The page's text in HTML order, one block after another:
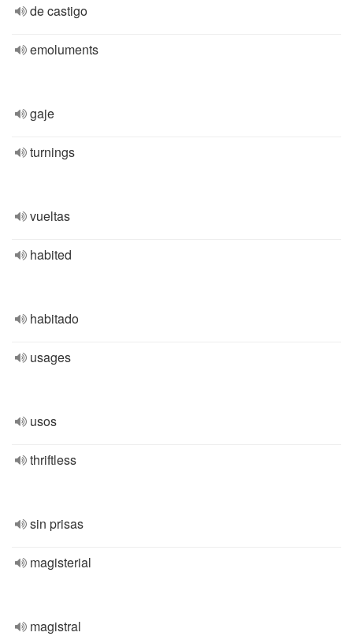
de castigo
emoluments
gaje
turnings
vueltas
habited
habitado
usages
usos
thriftless
sin prisas
magisterial
magistral